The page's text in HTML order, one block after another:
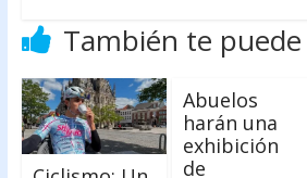
También te
Abuelos
harán una
exhibición
de